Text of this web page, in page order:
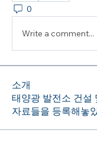
0
Write a comment...
소개
태양광 발전소 건설
자료들을 등록해놓